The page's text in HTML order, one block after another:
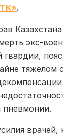
.
экс-
гвардии,
тяжёлом
пневмонии.
врачей,